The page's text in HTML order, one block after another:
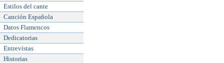
Estilos del cante
Canción Española
Datos Flamencos
Dedicatorias
Entrevistas
Historias